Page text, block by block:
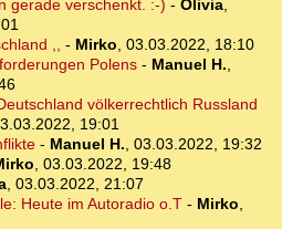
gerade verschenkt. :-) - Olivia,
,, - Mirko, 03.03.2022, 18:10
Polens- Manuel H.,
völkerrechtlich Russland
19:01
- Manuel H., 03.03.2022, 19:32
, 03.03.2022, 19:48
, 03.03.2022, 21:07
Heute im Autoradio o.T- Mirko,